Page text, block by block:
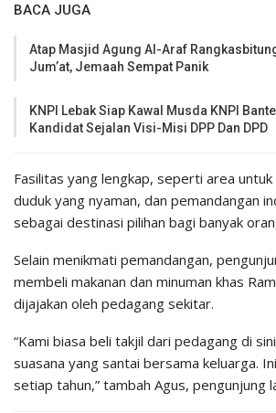
BACA JUGA
Atap Masjid Agung Al-Araf
Jum’at, Jemaah Sempat Panik
KNPI Lebak Siap Kawal Musda KNPI
Kandidat Sejalan Visi-Misi DPP Dan DPD
Fasilitas yang lengkap, seperti area
duduk yang nyaman, dan pemandangan
sebagai destinasi pilihan bagi banyak
Selain menikmati pemandangan,
membeli makanan dan minuman khas
dijajakan oleh pedagang sekitar.
“Kami biasa beli takjil dari pedagang di
suasana yang santai bersama keluarga.
setiap tahun,” tambah Agus, pengunjung